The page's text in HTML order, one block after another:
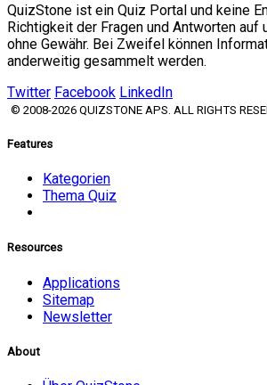
QuizStone ist ein Quiz Portal und keine
Richtigkeit der Fragen und Antworten auf
ohne Gewähr. Bei Zweifel können
anderweitig gesammelt werden.
Twitter Facebook LinkedIn
© 2008-2026 QUIZSTONE APS. ALL RIGHTS
Features
Kategorien
Thema Quiz
Resources
Applications
Sitemap
Newsletter
About